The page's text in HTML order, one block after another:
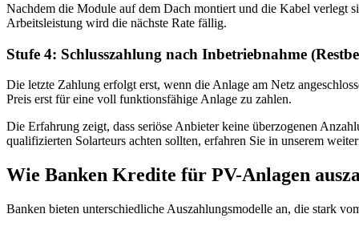
Nachdem die Module auf dem Dach montiert und die Kabel verlegt
Arbeitsleistung wird die nächste Rate fällig.
Stufe 4: Schlusszahlung nach Inbetriebnahme
Die letzte Zahlung erfolgt erst, wenn die Anlage am Netz
Preis erst für eine voll funktionsfähige Anlage zu zahlen.
Die Erfahrung zeigt, dass seriöse Anbieter keine überzogenen
qualifizierten Solarteurs achten sollten, erfahren Sie in unserem
Wie Banken Kredite für PV-Anlagen
Banken bieten unterschiedliche Auszahlungsmodelle an, die stark